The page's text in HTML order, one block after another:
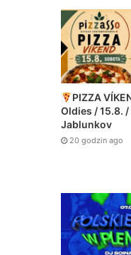
PIZZA
Oldies / 15.8. /
Jablunkov
20 godzin ago